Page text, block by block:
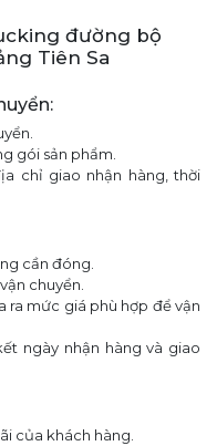
đường bộ
Tiên Sa
gói sản phẩm.
chỉ giao nhận hàng, thời
cần đóng.
chuyển.
ra mức giá phù hợp để vận
ngày nhận hàng và giao
của khách hàng.